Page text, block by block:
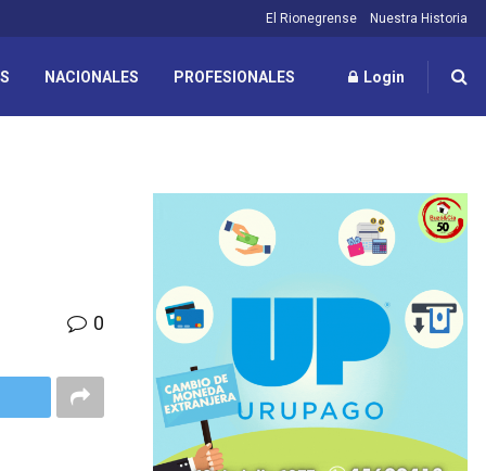
El Rionegrense Nuestra Historia
NACIONALES PROFESIONALES Login
0